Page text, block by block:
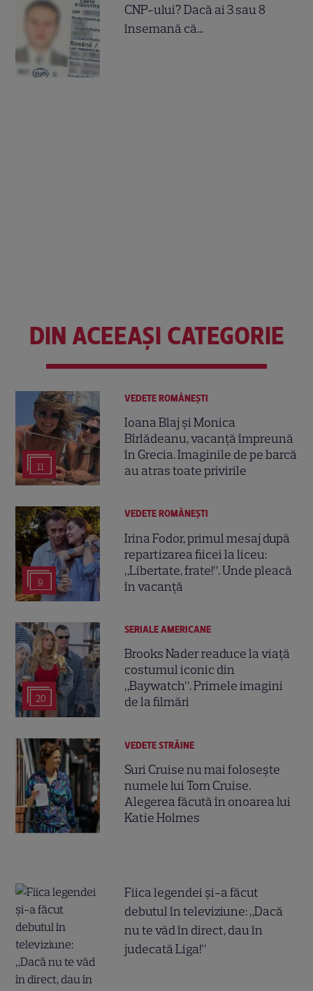
CNP-ului? Dacă ai 3 sau 8
însemană că...
DIN ACEEAȘI CATEGORIE
11
VEDETE ROMÂNEŞTI
Ioana Blaj și Monica
Bîrlădeanu, vacanță împreună
în Grecia. Imaginile de pe barcă
au atras toate privirile
9
VEDETE ROMÂNEŞTI
Irina Fodor, primul mesaj după
repartizarea fiicei la liceu:
„Libertate, frate!”. Unde pleacă
în vacanță
20
SERIALE AMERICANE
Brooks Nader readuce la viață
costumul iconic din
„Baywatch”. Primele imagini
de la filmări
VEDETE STRĂINE
Suri Cruise nu mai folosește
numele lui Tom Cruise.
Alegerea făcută în onoarea lui
Katie Holmes
Fiica legendei și-a făcut
debutul în televiziune: „Dacă
nu te văd în direct, dau în
judecată Liga!”